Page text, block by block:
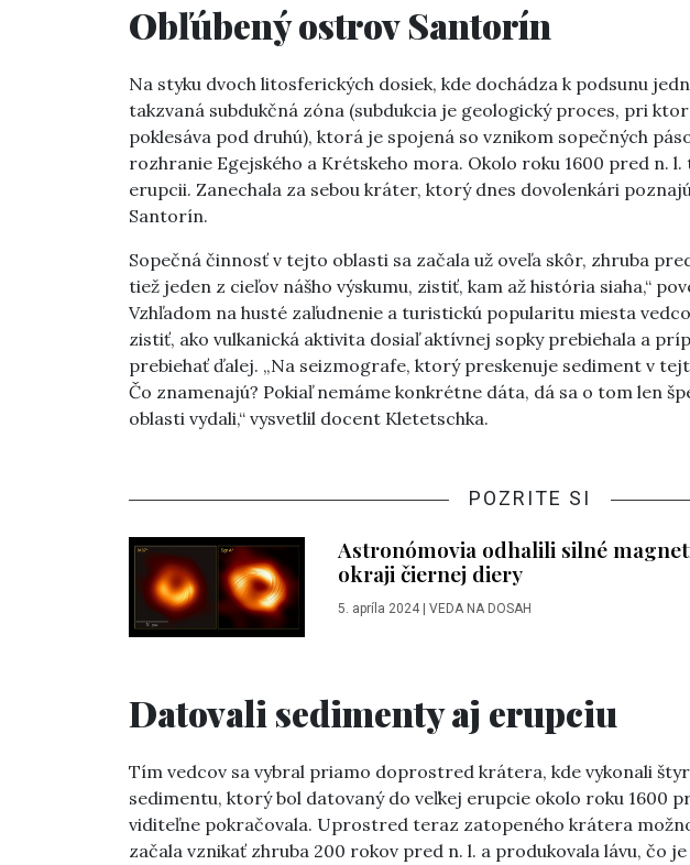
Obľúbený ostrov Santorín
Na styku dvoch litosferických dosiek, kde dochádza k podsunu
takzvaná subdukčná zóna (subdukcia je geologický proces, pri
poklesáva pod druhú), ktorá je spojená so vznikom sopečných
rozhranie Egejského a Krétskeho mora. Okolo roku 1600 pred n. l.
erupcii. Zanechala za sebou kráter, ktorý dnes dovolenkári
Santorín.
Sopečná činnosť v tejto oblasti sa začala už oveľa skôr, zhruba
tiež jeden z cieľov nášho výskumu, zistiť, kam až história siaha,“
Vzhľadom na husté zaľudnenie a turistickú popularitu miesta
zistiť, ako vulkanická aktivita dosiaľ aktívnej sopky prebiehala a
prebiehať ďalej. „Na seizmografe, ktorý preskenuje sediment v
Čo znamenajú? Pokiaľ nemáme konkrétne dáta, dá sa o tom len
oblasti vydali,“ vysvetlil docent Kletetschka.
POZRITE SI
Astronómovia odhalili silné
okraji čiernej diery
5. apríla 2024| VEDA NA DOSAH
Datovali sedimenty aj erupciu
Tím vedcov sa vybral priamo doprostred krátera, kde vykonali
sedimentu, ktorý bol datovaný do veľkej erupcie okolo roku 1600
viditeľne pokračovala. Uprostred teraz zatopeného krátera
začala vznikať zhruba 200 rokov pred n. l. a produkovala lávu, čo